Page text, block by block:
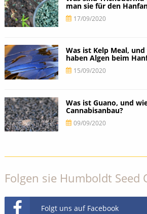
man sie für den
17/09/2020
Was ist Kelp Meal,
haben Algen beim
15/09/2020
Was ist Guano, und
Cannabisanbau?
09/09/2020
Folgen sie Humboldt Seed
Folgt uns auf Facebook